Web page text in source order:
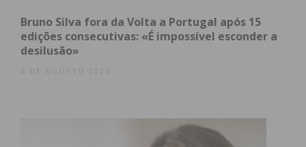
Até onde gostaria de ir na sua arte?
Quais são as maiores dificuldades que sente
como artista?
E o que entende deveria ser feito pela sua
que se deve este esquecimento?
É difícil ser artista em Portugal?
Bruno Silva fora da Volta a Portugal após 15
edições consecutivas: «É impossível esconder a
desilusão»
6 DE AGOSTO 2026